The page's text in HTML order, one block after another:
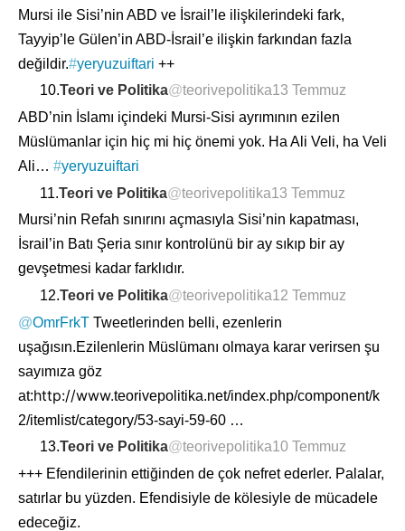
Mursi ile Sisi’nin ABD ve İsrail’le ilişkilerindeki fark,
Tayyip’le Gülen’in ABD-İsrail’e ilişkin farkından fazla
değildir.#yeryuzuiftari ++
10.Teori ve Politika@teorivepolitika13 Temmuz
ABD’nin İslamı içindeki Mursi-Sisi ayrımının ezilen
Müslümanlar için hiç mi hiç önemi yok. Ha Ali Veli, ha Veli
Ali… #yeryuzuiftari
11.Teori ve Politika@teorivepolitika13 Temmuz
Mursi’nin Refah sınırını açmasıyla Sisi’nin kapatması,
İsrail’in Batı Şeria sınır kontrolünü bir ay sıkıp bir ay
gevşetmesi kadar farklıdır.
12.Teori ve Politika@teorivepolitika12 Temmuz
@OmrFrkT Tweetlerinden belli, ezenlerin
uşağısın.Ezilenlerin Müslümanı olmaya karar verirsen şu
sayımıza göz
at:http://www.teorivepolitika.net/index.php/component/k
2/itemlist/category/53-sayi-59-60 …
13.Teori ve Politika@teorivepolitika10 Temmuz
+++ Efendilerinin ettiğinden de çok nefret ederler. Palalar,
satırlar bu yüzden. Efendisiyle de kölesiyle de mücadele
edeceğiz.